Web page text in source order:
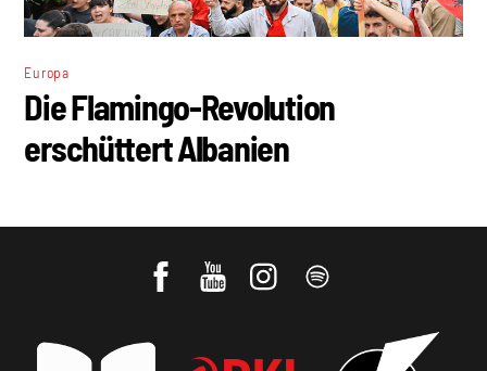
Europa
Die Flamingo-Revolution
erschüttert Albanien